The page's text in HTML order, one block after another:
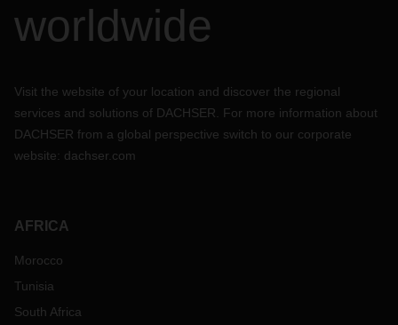
worldwide
Visit the website of your location and discover the regional
services and solutions of DACHSER. For more information about
DACHSER from a global perspective switch to our corporate
website: dachser.com
AFRICA
Morocco
Tunisia
South Africa